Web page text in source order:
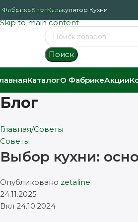
Skip to navigation
Skip to main content
ФабрикеБлогКалькулятор Кухни
Поиск
КаталогО ФабрикеАкции
Блог
Главная Советы
Советы
Выбор кухни:
Опубликовано zetaline
24.11.2025
Вкл 24.10.2024